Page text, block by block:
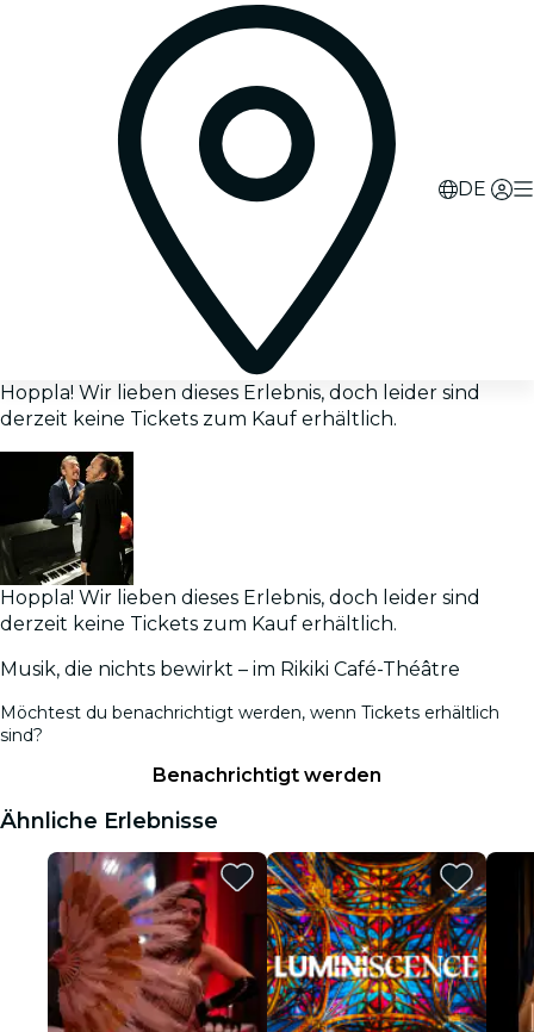
DE
Hoppla! Wir lieben dieses Erlebnis, doch leider sind
derzeit keine Tickets zum Kauf erhältlich.
Hoppla! Wir lieben dieses Erlebnis, doch leider sind
derzeit keine Tickets zum Kauf erhältlich.
Musik, die nichts bewirkt – im Rikiki Café-Théâtre
Möchtest du benachrichtigt werden, wenn Tickets erhältlich
sind?
Benachrichtigt werden
Ähnliche Erlebnisse